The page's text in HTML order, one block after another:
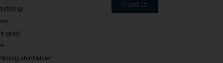
guld
størrelser